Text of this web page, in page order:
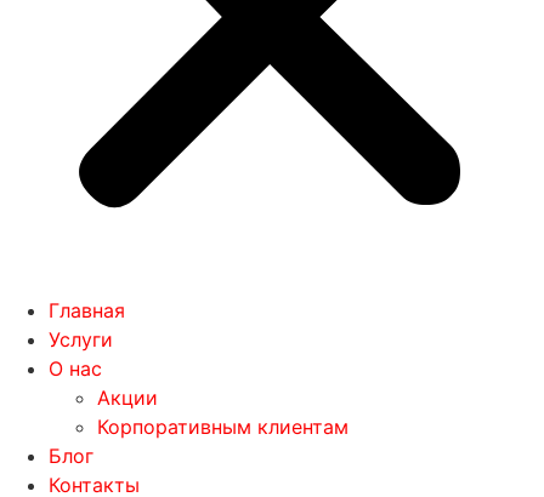
Главная
Услуги
О нас
Акции
Корпоративным клиентам
Блог
Контакты